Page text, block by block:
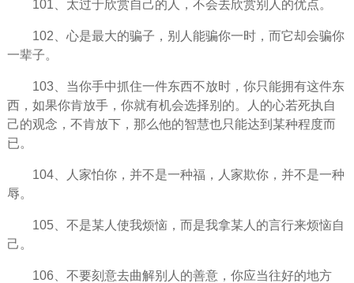
101、太过于欣赏自己的人，不会去欣赏别人的优点。
102、心是最大的骗子，别人能骗你一时，而它却会骗你
一辈子。
103、当你手中抓住一件东西不放时，你只能拥有这件东
西，如果你肯放手，你就有机会选择别的。人的心若死执自
己的观念，不肯放下，那么他的智慧也只能达到某种程度而
已。
104、人家怕你，并不是一种福，人家欺你，并不是一种
辱。
105、不是某人使我烦恼，而是我拿某人的言行来烦恼自
己。
106、不要刻意去曲解别人的善意，你应当往好的地方